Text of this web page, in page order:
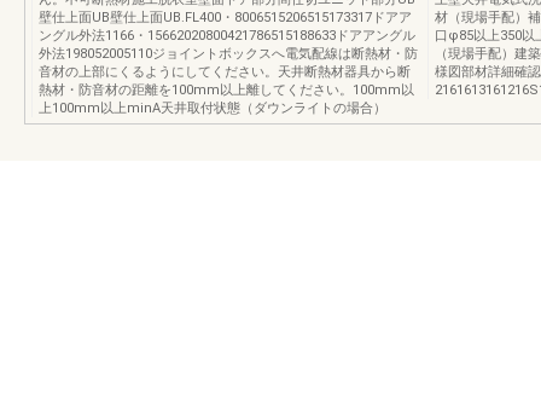
壁仕上面UB壁仕上面UB.FL400・8006515206515173317ドアア
ングル外法1166・15662020800421786515188633ドアアングル
外法198052005110ジョイントボックスへ電気配線は断熱材・防
音材の上部にくるようにしてください。天井断熱材器具から断
熱材・防音材の距離を100mm以上離してください。100mm以
上100mm以上minA天井取付状態（ダウンライトの場合）
材（現場手配）
口φ85以上350以
（現場手配）建
様図部材詳細確